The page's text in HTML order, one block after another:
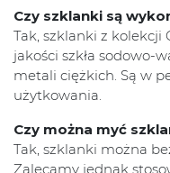
Czy szklanki są
Tak, szklanki z kolekcji
jakości szkła sodowo-
metali ciężkich. Są w
użytkowania.
Czy można myć
Tak, szklanki można
Zalecamy jednak